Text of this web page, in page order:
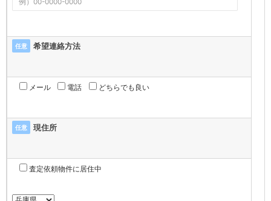
任意 希望連絡方法
メール 電話 どちらでも良い
任意 現住所
査定依頼物件に居住中